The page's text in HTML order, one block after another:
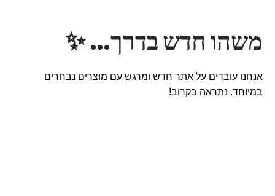
משהו חדש בדרך… ✨
אנחנו עובדים על אתר חדש ומרגש עם מוצרים נבחרים
במיוחד. נתראה בקרוב!